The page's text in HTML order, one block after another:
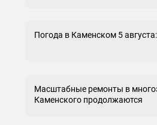
Погода в Каменском 5
Масштабные ремонты в
Каменского продолжаются